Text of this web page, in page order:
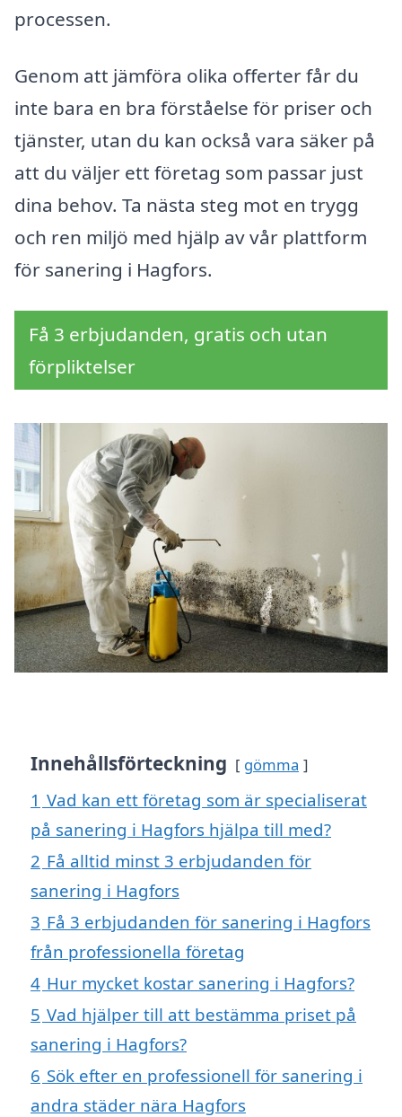
processen.
Genom att jämföra olika offerter får du
inte bara en bra förståelse för priser och
tjänster, utan du kan också vara säker på
att du väljer ett företag som passar just
dina behov. Ta nästa steg mot en trygg
och ren miljö med hjälp av vår plattform
för sanering i Hagfors.
Få 3 erbjudanden, gratis och utan
förpliktelser
Innehållsförteckning gömma
1 Vad kan ett företag som är specialiserat
på sanering i Hagfors hjälpa till med?
2 Få alltid minst 3 erbjudanden för
sanering i Hagfors
3 Få 3 erbjudanden för sanering i Hagfors
från professionella företag
4 Hur mycket kostar sanering i Hagfors?
5 Vad hjälper till att bestämma priset på
sanering i Hagfors?
6 Sök efter en professionell för sanering i
andra städer nära Hagfors